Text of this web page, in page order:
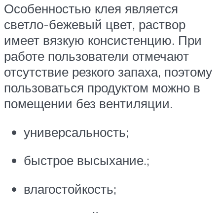
Особенностью клея является
светло-бежевый цвет, раствор
имеет вязкую консистенцию. При
работе пользователи отмечают
отсутствие резкого запаха, поэтому
пользоваться продуктом можно в
помещении без вентиляции.
универсальность;
быстрое высыхание.;
влагостойкость;